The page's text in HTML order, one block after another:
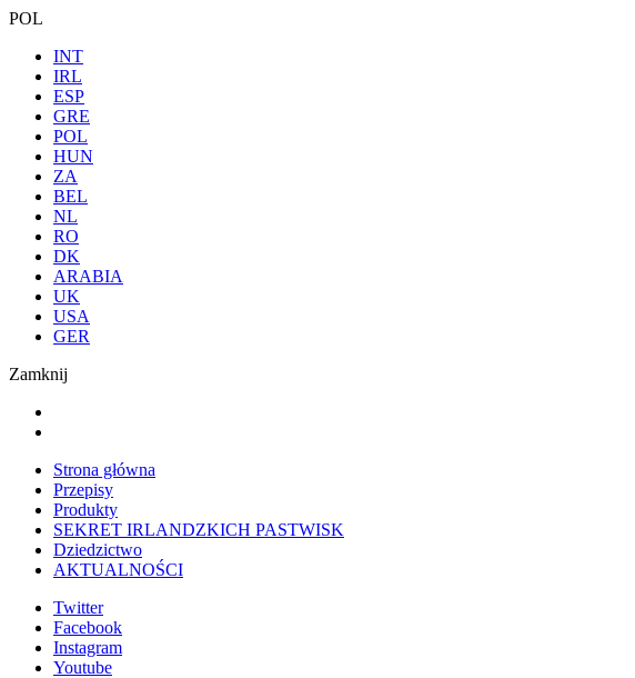
POL
INT
IRL
ESP
GRE
POL
HUN
ZA
BEL
NL
RO
DK
ARABIA
UK
USA
GER
Zamknij
Strona główna
Przepisy
Produkty
SEKRET IRLANDZKICH PASTWISK
Dziedzictwo
AKTUALNOŚCI
Twitter
Facebook
Instagram
Youtube